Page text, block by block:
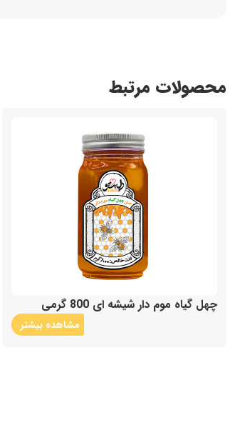
محصولات مرتبط
چهل گیاه موم دار شیشه ای 800 گرمی
مشاهده بیشتر